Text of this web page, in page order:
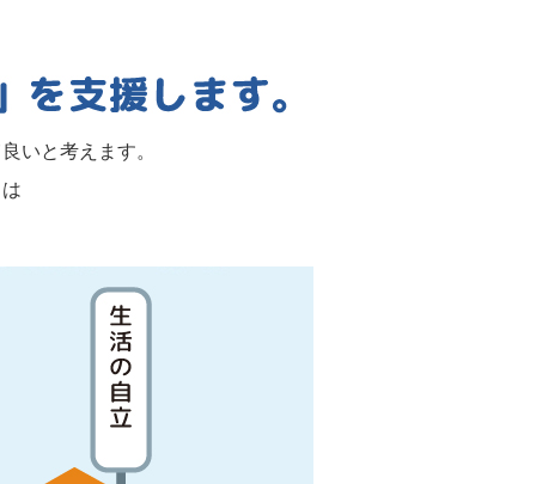
いと考えます。